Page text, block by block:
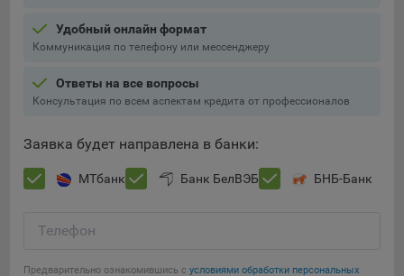
Технические/Функциональные, хранятся не более года;
Необходимые для функционирования веб-аналитических
(статистические), установлены на сервере Общества и не
передаются третьим лицам, часть из которых хранятся во
наиболее и наименее популярные страницы и принимать
предпочтений пользователей.
Удобный онлайн формат
Коммуникация по телефону или мессенджеру
Ответы на все вопросы
Консультация по всем аспектам кредита от профессионалов
Заявка будет направлена в банки:
МТбанк Банк БелВЭБ БНБ-Банк
Телефон
Предварительно ознакомившись с условиями обработки персональных